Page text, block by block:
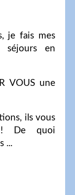
je fais mes
séjours en
VOUS une
ils vous
! De quoi
...